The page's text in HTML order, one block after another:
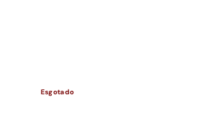
Esgotado